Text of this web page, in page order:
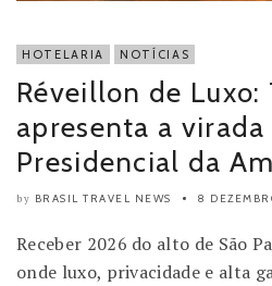
HOTELARIA NOTÍCIAS
Réveillon de
apresenta a
Presidencial da
by BRASIL TRAVEL NEWS 8
Receber 2026 do alto de São
onde luxo, privacidade e alta